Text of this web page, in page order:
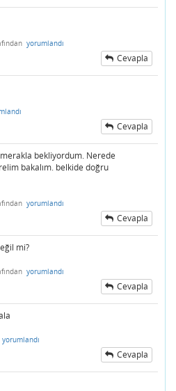
yorumlandı
Cevapla
Cevapla
merakla bekliyordum. Nerede
bakalım. belkide doğru
yorumlandı
Cevapla
mi?
yorumlandı
Cevapla
yorumlandı
Cevapla